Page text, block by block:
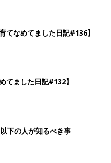
てなめてました日記#136】
てました日記#132】
下の人が知るべき事